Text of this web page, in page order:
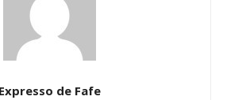
Expresso de Fafe